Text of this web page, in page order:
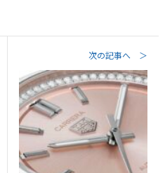
次の記事へ ＞